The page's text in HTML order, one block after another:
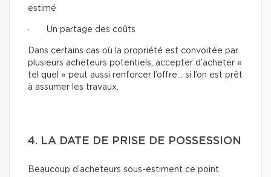
estimé
· Un partage des coûts
Dans certains cas où la propriété est convoitée par
plusieurs acheteurs potentiels, accepter d’acheter «
tel quel » peut aussi renforcer l’offre… si l’on est prêt
à assumer les travaux.
4. LA DATE DE PRISE DE POSSESSION
Beaucoup d’acheteurs sous-estiment ce point.